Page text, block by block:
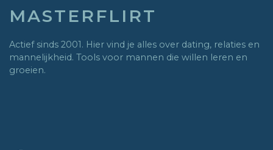
MASTERFLIRT
Actief sinds 2001. Hier vind je alles over dating, relaties en
mannelijkheid. Tools voor mannen die willen leren en
groeien.